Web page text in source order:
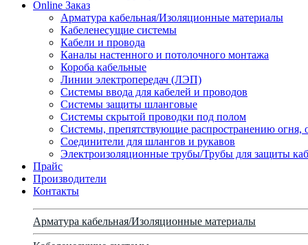
Online Заказ
Арматура кабельная/Изоляционные материалы
Кабеленесущие системы
Кабели и провода
Каналы настенного и потолочного монтажа
Короба кабельные
Линии электропередач (ЛЭП)
Системы ввода для кабелей и проводов
Системы защиты шланговые
Системы скрытой проводки под полом
Системы, препятствующие распространению огня,
Соединители для шлангов и рукавов
Электроизоляционные трубы/Трубы для защиты
Прайс
Производители
Контакты
Арматура кабельная/Изоляционные материалы